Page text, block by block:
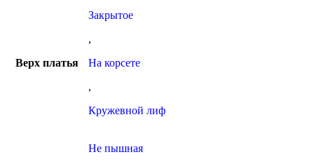
Верх платья
Закрытое
,
На корсете
,
Кружевной лиф
Не пышная